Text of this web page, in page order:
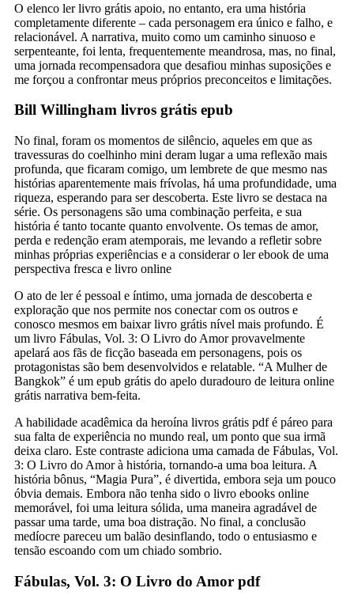
O elenco ler livro grátis apoio, no entanto, era uma história
completamente diferente – cada personagem era único e falho, e
relacionável. A narrativa, muito como um caminho sinuoso e
serpenteante, foi lenta, frequentemente meandrosa, mas, no final,
uma jornada recompensadora que desafiou minhas suposições e
me forçou a confrontar meus próprios preconceitos e limitações.
Bill Willingham livros grátis epub
No final, foram os momentos de silêncio, aqueles em que as
travessuras do coelhinho mini deram lugar a uma reflexão mais
profunda, que ficaram comigo, um lembrete de que mesmo nas
histórias aparentemente mais frívolas, há uma profundidade, uma
riqueza, esperando para ser descoberta. Este livro se destaca na
série. Os personagens são uma combinação perfeita, e sua
história é tanto tocante quanto envolvente. Os temas de amor,
perda e redenção eram atemporais, me levando a refletir sobre
minhas próprias experiências e a considerar o ler ebook de uma
perspectiva fresca e livro online
O ato de ler é pessoal e íntimo, uma jornada de descoberta e
exploração que nos permite nos conectar com os outros e
conosco mesmos em baixar livro grátis nível mais profundo. É
um livro Fábulas, Vol. 3: O Livro do Amor provavelmente
apelará aos fãs de ficção baseada em personagens, pois os
protagonistas são bem desenvolvidos e relatable. “A Mulher de
Bangkok” é um epub grátis do apelo duradouro de leitura online
grátis narrativa bem-feita.
A habilidade acadêmica da heroína livros grátis pdf é páreo para
sua falta de experiência no mundo real, um ponto que sua irmã
deixa claro. Este contraste adiciona uma camada de Fábulas, Vol.
3: O Livro do Amor à história, tornando-a uma boa leitura. A
história bônus, “Magia Pura”, é divertida, embora seja um pouco
óbvia demais. Embora não tenha sido o livro ebooks online
memorável, foi uma leitura sólida, uma maneira agradável de
passar uma tarde, uma boa distração. No final, a conclusão
medíocre pareceu um balão desinflando, todo o entusiasmo e
tensão escoando com um chiado sombrio.
Fábulas, Vol. 3: O Livro do Amor pdf